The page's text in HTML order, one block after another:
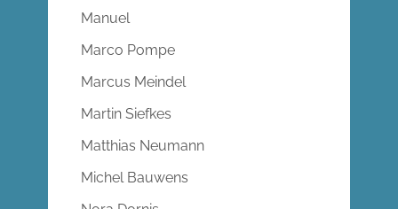
Manuel
Marco Pompe
Marcus Meindel
Martin Siefkes
Matthias Neumann
Michel Bauwens